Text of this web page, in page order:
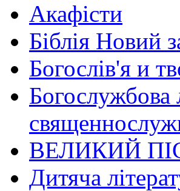
Акафісти
Біблія Новий
Богослів'я и
Богослужбова
ВЕЛИКИЙ
Дитяча